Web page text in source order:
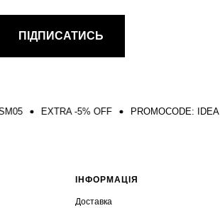
ПІДПИСАТИСЬ
EXTRA -5% OFF PROMOCODE: IDEALISM05
ІНФОРМАЦІЯ
Доставка